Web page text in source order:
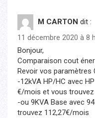
M CARTON dit :
11 décembre 2020 à 8
Bonjour,
Comparaison cout
Revoir vos
-12kVA HP/HC avec
€/mois et vous
-ou 9KVA Base avec
trouvez 112,27€/mois